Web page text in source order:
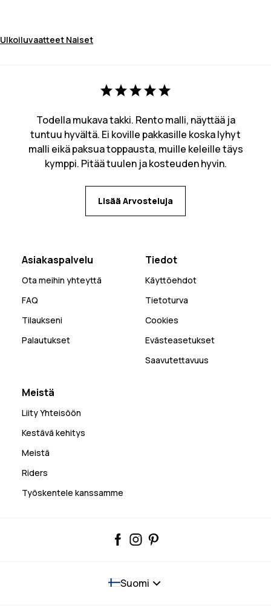
Ulkoiluvaatteet Naiset
Todella mukava takki. Rento malli, näyttää ja
tuntuu hyvältä. Ei koville pakkasille koska lyhyt
malli eikä paksua toppausta, muille keleille täys
kymppi. Pitää tuulen ja kosteuden hyvin.
Lisää Arvosteluja
Asiakaspalvelu
Ota meihin yhteyttä
FAQ
Tilaukseni
Palautukset
Tiedot
Käyttöehdot
Tietoturva
Cookies
Evästeasetukset
Saavutettavuus
Meistä
Liity Yhteisöön
Kestävä kehitys
Meistä
Riders
Työskentele kanssamme
Suomi